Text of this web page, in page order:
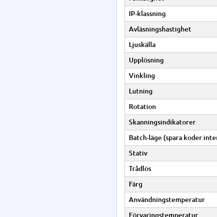
IP-klassning
Avläsningshastighet
Ljuskälla
Upplösning
Vinkling
Lutning
Rotation
Skanningsindikatorer
Batch-läge (spara koder
Stativ
Trådlös
Färg
Användningstemperatur
Förvaringstemperatur